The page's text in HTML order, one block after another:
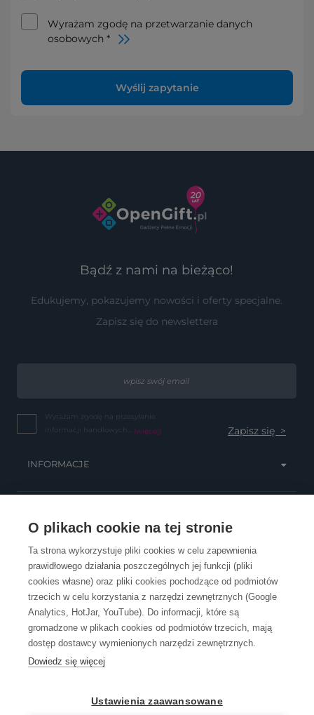
O plikach cookie na tej stronie
Ta strona wykorzystuje pliki cookies w celu zapewnienia
prawidłowego działania poszczególnych jej funkcji (pliki
cookies własne) oraz pliki cookies pochodzące od podmiotów
trzecich w celu korzystania z narzędzi zewnętrznych (Google
Analytics, HotJar, YouTube). Do informacji, które są
gromadzone w plikach cookies od podmiotów trzecich, mają
dostęp dostawcy wymienionych narzędzi zewnętrznych.
Dowiedz się więcej
Ustawienia zaawansowane
Wyrażam zgodę na przetwarzanie danych
osobowych *
Wyślij zapytanie
Bądź z nami na bieżąco!
Edukujemy, pokazujemy nowości i oferty specjalne.
Zapisz się do newslettera
Wyrażam zgodę na przesyłanie
informacji handlowych... (więcej)
INFORMACJE
OBSŁUGA KLIENTA
KONTAKT
OpenGift jest częścią ReflectGroup.